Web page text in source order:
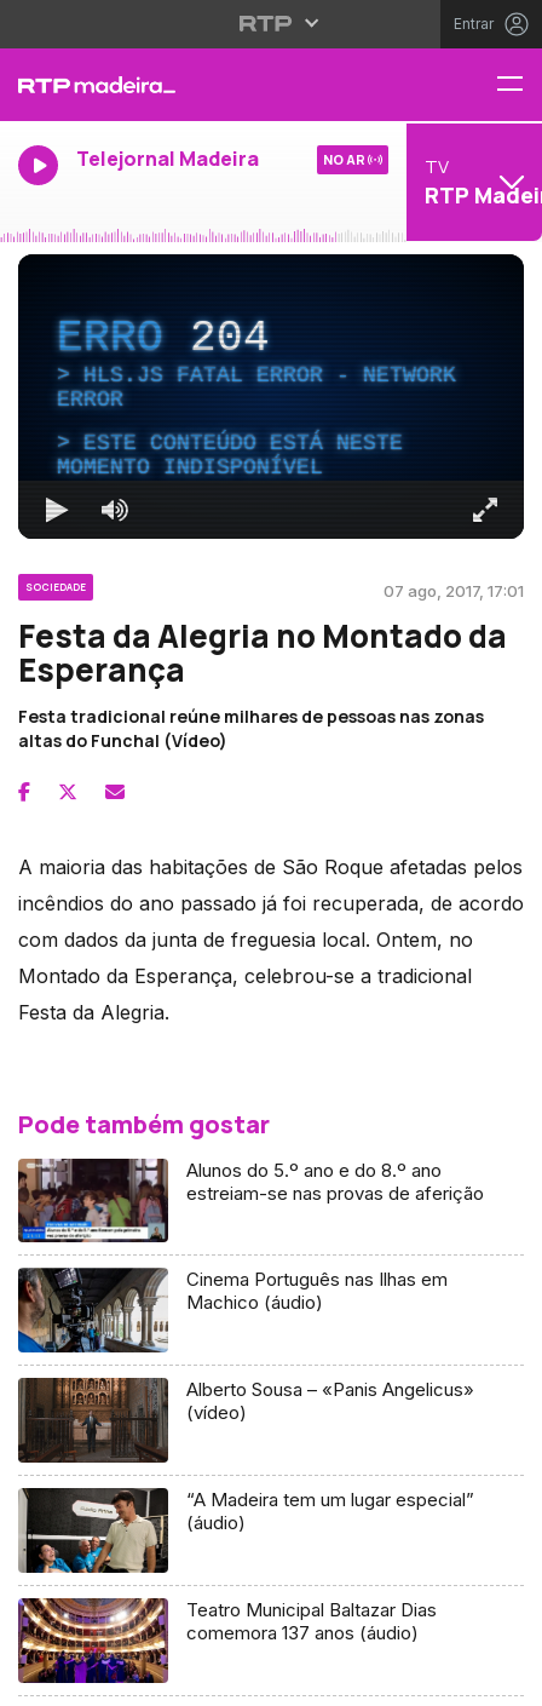
Entrar
Telejornal Madeira NO AR TV
RTP
ERRO204
HLS.JS FATAL ERROR - NETWORK
ERROR
ESTE CONTEÚDO ESTÁ NESTE
MOMENTO INDISPONÍVEL
SOCIEDADE 07 ago, 2017, 17:01
Festa da Alegria no Montado da
Esperança
Festa tradicional reúne milhares de pessoas nas zonas
altas do Funchal (Vídeo)
A maioria das habitações de São Roque afetadas pelos
incêndios do ano passado já foi recuperada, de acordo
com dados da junta de freguesia local. Ontem, no
Montado da Esperança, celebrou-se a tradicional
Festa da Alegria.
Pode também gostar
Alunos do 5.º ano e do 8.º ano
estreiam-se nas provas de aferição
Cinema Português nas Ilhas em
Machico (áudio)
Alberto Sousa – «Panis Angelicus»
(vídeo)
“A Madeira tem um lugar especial”
(áudio)
Teatro Municipal Baltazar Dias
comemora 137 anos (áudio)